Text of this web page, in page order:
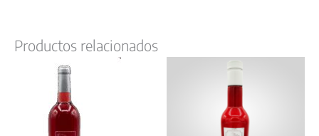
Productos relacionados